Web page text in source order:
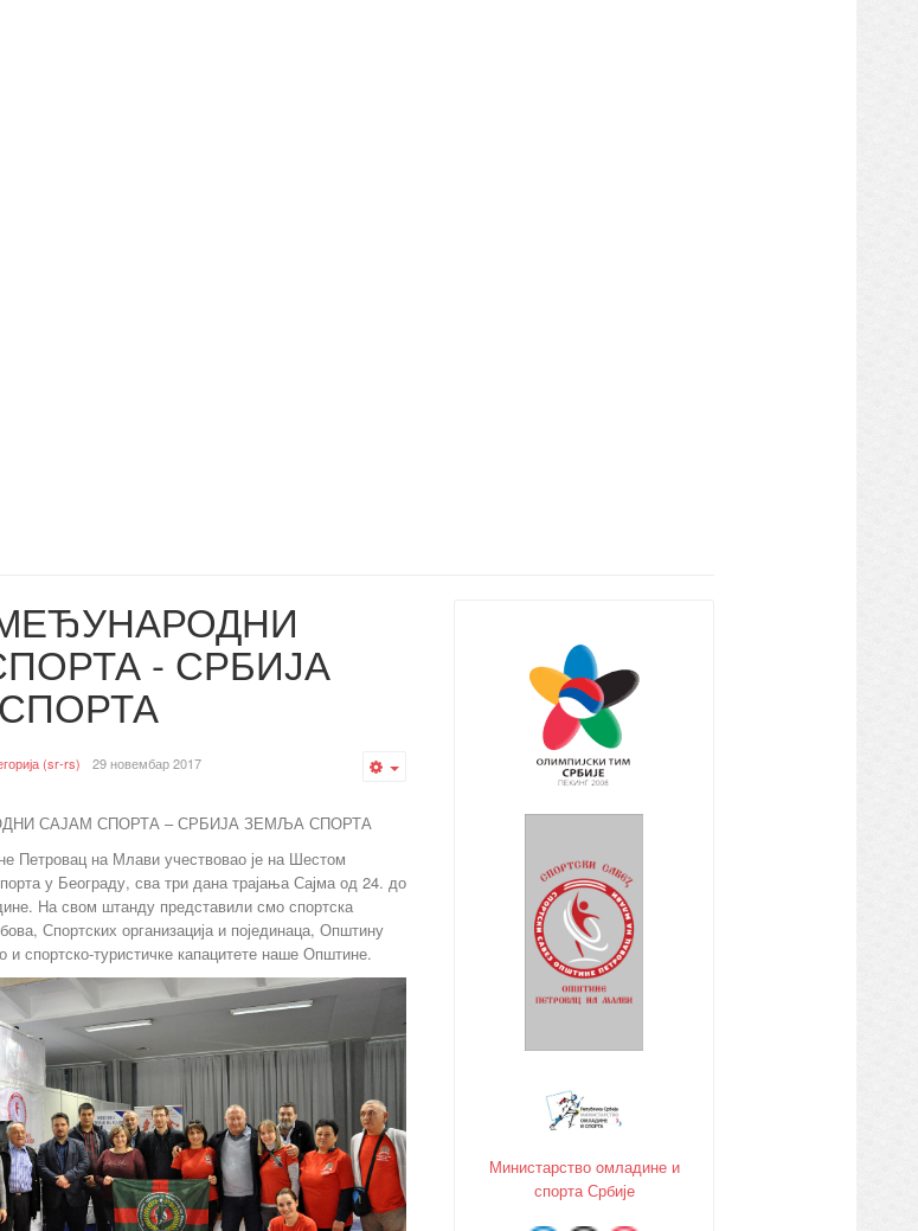
- СРБИЈА
(sr-rs)
29 новембар 2017
САЈАМ СПОРТА – СРБИЈА ЗЕМЉА СПОРТА
Петровац на Млави учествовао је на Шестом
у Београду, сва три дана трајања Сајма од 24. до
На свом штанду представили смо спортска
Спортских организација и појединаца, Општину
спортско-туристичке капацитете наше Општине.
Министарство oмладине и
спорта Србије